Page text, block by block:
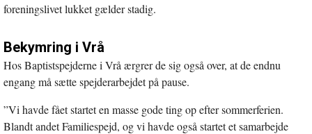
foreningslivet lukket gælder stadig.
Bekymring i Vrå
Hos Baptistspejderne i Vrå ærgrer de sig også over, at de endnu
engang må sætte spejderarbejdet på pause.
”Vi havde fået startet en masse gode ting op efter sommerferien.
Blandt andet Familiespejd, og vi havde også startet et samarbejde